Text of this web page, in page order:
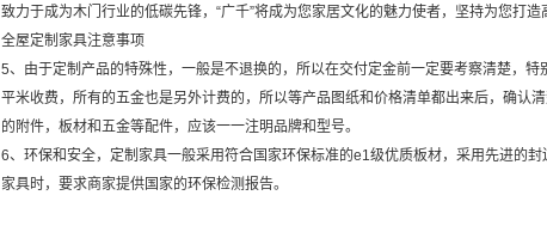
致力于成为木门行业的低碳先锋，“广千”将成为您家居文化的魅力使者，坚持为您打造
全屋定制家具注意事项
5、由于定制产品的特殊性，一般是不退换的，所以在交付定金前一定要考察清楚，
平米收费，所有的五金也是另外计费的，所以等产品图纸和价格清单都出来后，确认
的附件，板材和五金等配件，应该一一注明品牌和型号。
6、环保和安全，定制家具一般采用符合国家环保标准的e1级优质板材，采用先进的
家具时，要求商家提供国家的环保检测报告。